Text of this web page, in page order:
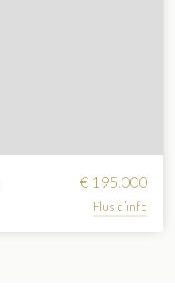
€ 195.000
Plus d'info